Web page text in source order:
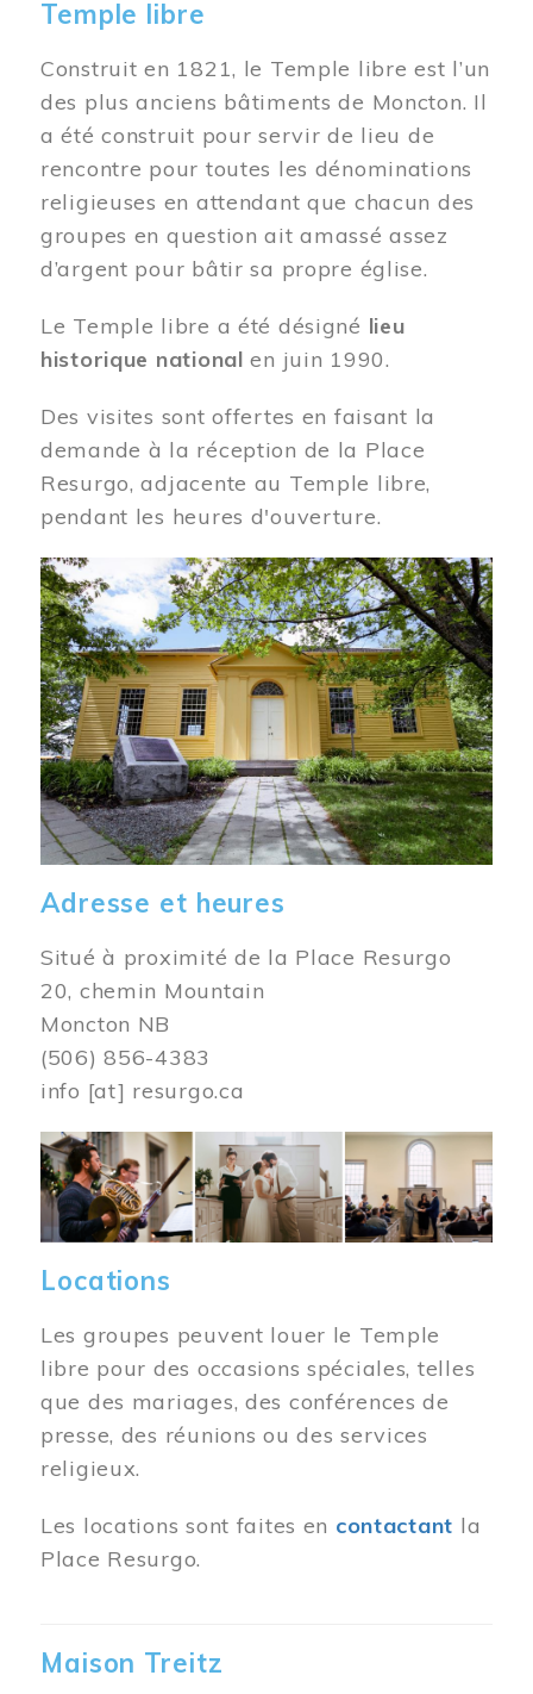
Temple libre
Construit en 1821, le Temple libre est l’un
des plus anciens bâtiments de Moncton. Il
a été construit pour servir de lieu de
rencontre pour toutes les dénominations
religieuses en attendant que chacun des
groupes en question ait amassé assez
d’argent pour bâtir sa propre église.
Le Temple libre a été désigné lieu
historique national en juin 1990.
Des visites sont offertes en faisant la
demande à la réception de la Place
Resurgo, adjacente au Temple libre,
pendant les heures d'ouverture.
Image
Adresse et heures
Situé à proximité de la Place Resurgo
20, chemin Mountain
Moncton NB
(506) 856-4383
info [at] resurgo.ca
Image
Locations
Les groupes peuvent louer le Temple
libre pour des occasions spéciales, telles
que des mariages, des conférences de
presse, des réunions ou des services
religieux.
Les locations sont faites en contactant la
Place Resurgo.
Maison Treitz